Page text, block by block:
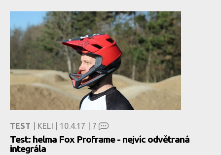
TEST | KELI | 10.4.17 | 7
Test: helma Fox Proframe - nejvíc odvětraná
integrála